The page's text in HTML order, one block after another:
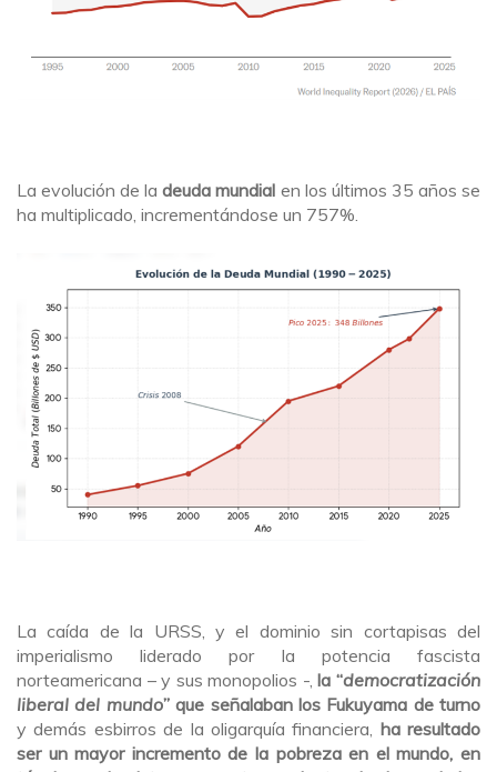
La evolución de ladeuda mundial en los últimos 35 años se
ha multiplicado, incrementándose un 757%.
La caída de la URSS, y el dominio sin cortapisas del
imperialismo liderado por la potencia fascista
norteamericana – y sus monopolios -,la “democratización
liberal del mundo” que señalaban los Fukuyama de turno
y demás esbirros de la oligarquía financiera, ha resultado
ser un mayor incremento de la pobreza en el mundo, en